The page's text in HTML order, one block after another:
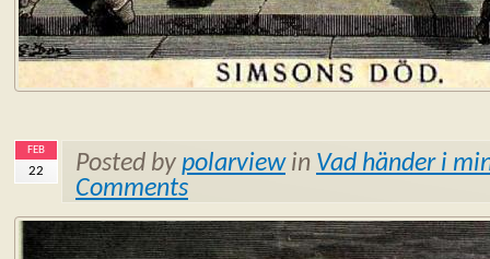
FEB
22 Posted by polarviewin Vad händer i
Comments